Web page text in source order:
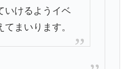
いけるようイベ
てまいります。